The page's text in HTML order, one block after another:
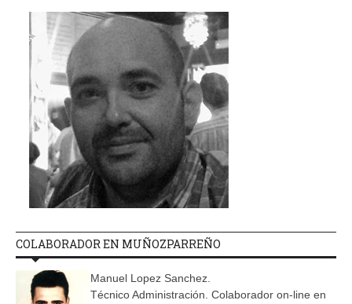
COLABORADOR EN MUÑOZPARREÑO
Manuel Lopez Sanchez.
Técnico Administración. Colaborador on-line en